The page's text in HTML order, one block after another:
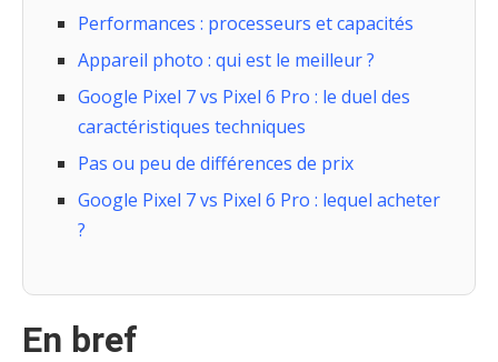
Performances : processeurs et capacités
Appareil photo : qui est le meilleur ?
Google Pixel 7 vs Pixel 6 Pro : le duel des
caractéristiques techniques
Pas ou peu de différences de prix
Google Pixel 7 vs Pixel 6 Pro : lequel acheter
?
En bref